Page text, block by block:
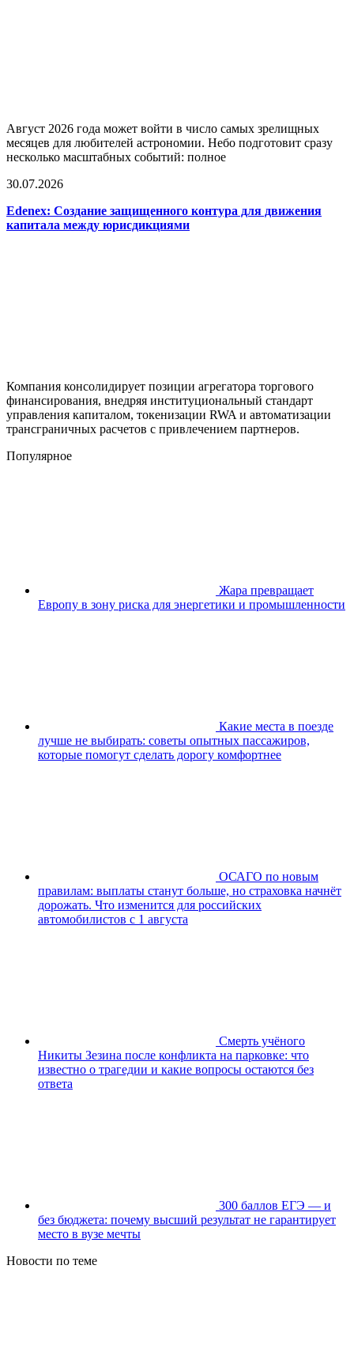
Август 2026 года может войти в число самых зрелищных
месяцев для любителей астрономии. Небо подготовит сразу
несколько масштабных событий: полное
30.07.2026
Edenex: Создание защищенного контура для движения
капитала между юрисдикциями
Компания консолидирует позиции агрегатора торгового
финансирования, внедряя институциональный стандарт
управления капиталом, токенизации RWA и автоматизации
трансграничных расчетов с привлечением партнеров.
Популярное
Жара превращает
Европу в зону риска для энергетики и промышленности
Какие места в поезде
лучше не выбирать: советы опытных пассажиров,
которые помогут сделать дорогу комфортнее
ОСАГО по новым
правилам: выплаты станут больше, но страховка начнёт
дорожать. Что изменится для российских
автомобилистов с 1 августа
Смерть учёного
Никиты Зезина после конфликта на парковке: что
известно о трагедии и какие вопросы остаются без
ответа
300 баллов ЕГЭ — и
без бюджета: почему высший результат не гарантирует
место в вузе мечты
Новости по теме